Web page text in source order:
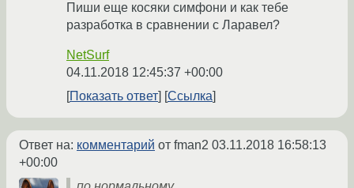
Пиши еще косяки симфони и как тебе
разработка в сравнении с Ларавел?
NetSurf
04.11.2018 12:45:37 +00:00
Показать ответ
Ссылка
Ответ на: комментарий от fman2 03.11.2018 16:58:13
+00:00